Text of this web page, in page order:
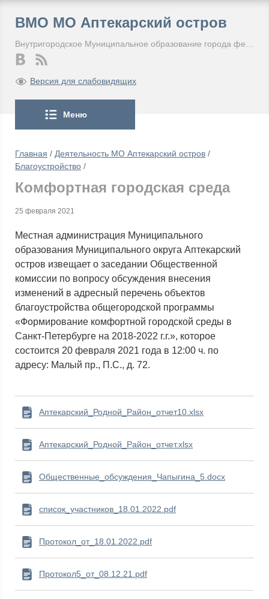
ВМО МО Аптекарский остров
Версия для слабовидящих
Меню
Главная / Деятельность МО Аптекарский остров /
Благоустройство /
Комфортная городская среда
25 февраля 2021
Местная администрация Муниципального
образования Муниципального округа Аптекарский
остров извещает о заседании Общественной
комиссии по вопросу обсуждения внесения
изменений в адресный перечень объектов
благоустройства общегородской программы
«Формирование комфортной городской среды в
Санкт-Петербурге на 2018-2022 г.г.», которое
состоится 20 февраля 2021 года в 12:00 ч. по
адресу: Малый пр., П.С., д. 72.
Аптекарский_Родной_Район_отчет10.xlsx
Аптекарский_Родной_Район_отчет.xlsx
Общественные_обсуждения_Чапыгина_5.docx
список_участников_18.01.2022.pdf
Протокол_от_18.01.2022.pdf
Протокол5_от_08.12.21.pdf